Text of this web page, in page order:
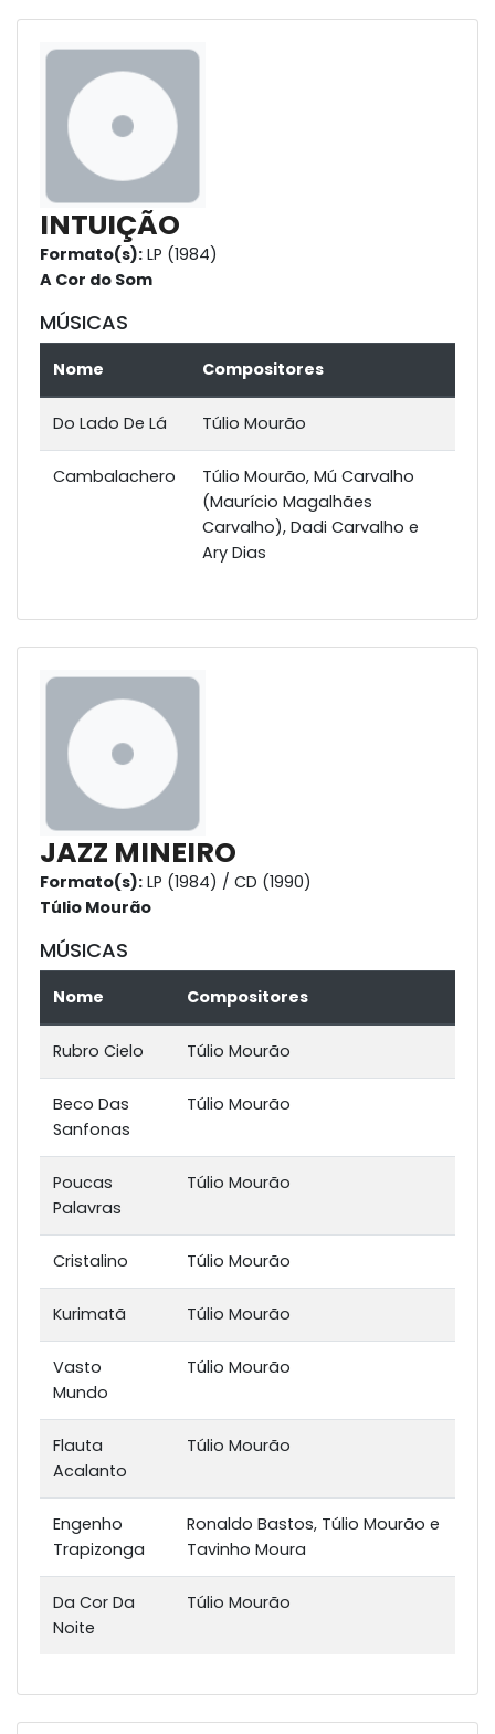
INTUIÇÃO
Formato(s): LP (1984)
A Cor do Som
MÚSICAS
Nome Compositores
Do Lado De Lá Túlio Mourão
Cambalachero
Túlio Mourão, Mú Carvalho
(Maurício Magalhães
Carvalho), Dadi Carvalho e
Ary Dias
JAZZ MINEIRO
Formato(s): LP (1984) / CD (1990)
Túlio Mourão
MÚSICAS
Nome Compositores
Rubro Cielo Túlio Mourão
Beco Das
Sanfonas
Túlio Mourão
Poucas
Palavras
Túlio Mourão
Cristalino Túlio Mourão
Kurimatã Túlio Mourão
Vasto
Mundo
Túlio Mourão
Flauta
Acalanto
Túlio Mourão
Engenho
Trapizonga
Ronaldo Bastos, Túlio Mourão e
Tavinho Moura
Da Cor Da
Noite
Túlio Mourão